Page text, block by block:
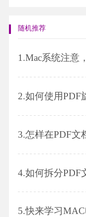
随机推荐
1.Mac系统注意
2.如何使用PDF
3.怎样在PDF文
4.如何拆分PDF
5.快来学习MAC电